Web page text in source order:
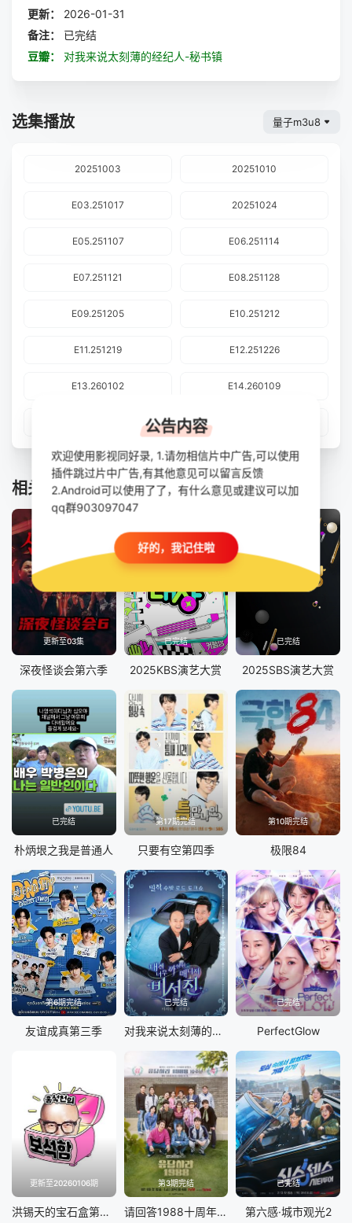
更新：
2026-01-31
备注：
已完结
豆瓣：
对我来说太刻薄的经纪人-秘书镇
选集播放 量子m3u8
20251003 20251010
E03.251017 20251024
E05.251107 E06.251114
E07.251121 E08.251128
E09.251205 E10.251212
E11.251219 E12.251226
E13.260102 E14.260109
相关推荐
更新至03集
深夜怪谈会第六季
已完结
2025KBS演艺大赏
已完结
2025SBS演艺大赏
已完结
朴炳垠之我是普通人
第17期完结
只要有空第四季
第10期完结
极限84
第6期完结
友谊成真第三季
已完结
对我来说太刻薄的经纪人-秘书镇
已完结
PerfectGlow
更新至20260106期
洪锡天的宝石盒第四季
第3期完结
请回答1988十周年MT
已完结
第六感·城市观光2
公告内容
欢迎使用影视同好录, 1.请勿相信片中广告,可以使用
插件跳过片中广告,有其他意见可以留言反馈
2.Android可以使用了了，有什么意见或建议可以加
qq群903097047
好的，我记住啦